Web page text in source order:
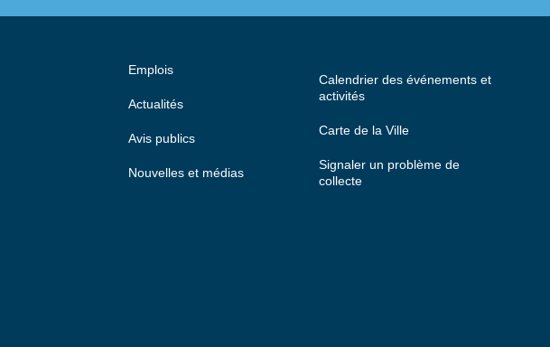
Emplois
Actualités
Avis publics
Nouvelles et médias
Calendrier des événements et
activités
Carte de la Ville
Signaler un problème de
collecte